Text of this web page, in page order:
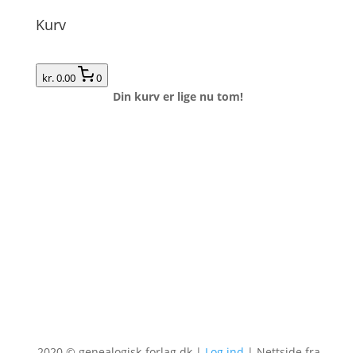
Kurv
kr. 0.00 0
Din kurv er lige nu tom!